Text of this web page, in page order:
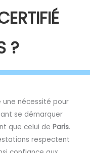
?
une nécessité pour
se démarquer
que celui deParis.
respectent